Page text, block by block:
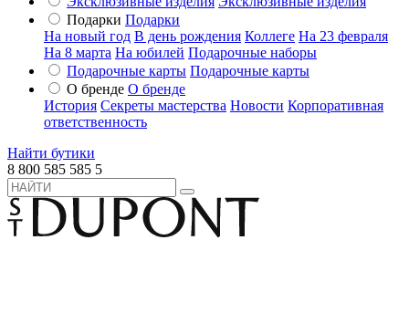
Подарки Подарки
На новый год В день рождения Коллеге На 23 февраля
На 8 марта На юбилей Подарочные наборы
Подарочные карты Подарочные карты
О бренде О бренде
История Секреты мастерства Новости Корпоративная
ответственность
Найти бутики
8 800 585 585 5